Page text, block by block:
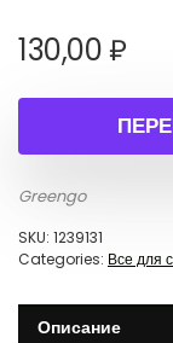
130,00₽
Greengo
SKU: 1239131
Categories: Все для
Описание